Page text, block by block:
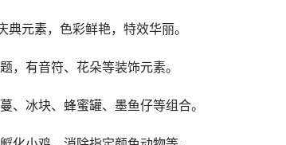
元素，色彩鲜艳，特效华丽。
，有音符、花朵等装饰元素。
、冰块、蜂蜜罐、墨鱼仔等组合。